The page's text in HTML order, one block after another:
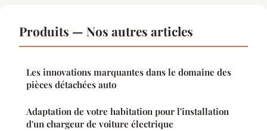
Produits — Nos autres articles
Les innovations marquantes dans le domaine des
pièces détachées auto
Adaptation de votre habitation pour l'installation
d'un chargeur de voiture électrique